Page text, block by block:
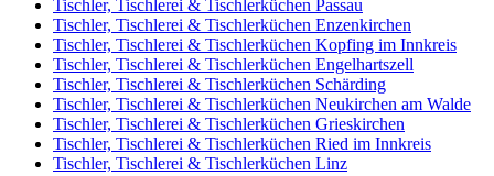
Tischler, Tischlerei & Tischlerküchen Passau
Tischler, Tischlerei & Tischlerküchen Enzenkirchen
Tischler, Tischlerei & Tischlerküchen Kopfing im Innkreis
Tischler, Tischlerei & Tischlerküchen Engelhartszell
Tischler, Tischlerei & Tischlerküchen Schärding
Tischler, Tischlerei & Tischlerküchen Neukirchen am Walde
Tischler, Tischlerei & Tischlerküchen Grieskirchen
Tischler, Tischlerei & Tischlerküchen Ried im Innkreis
Tischler, Tischlerei & Tischlerküchen Linz